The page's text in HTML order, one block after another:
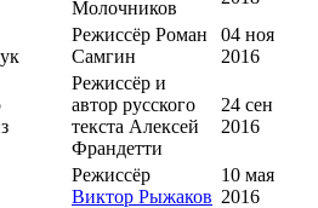
Молочников
Режиссёр Роман
Самгин
04 ноя
2016
Режиссёр и
автор русского
текста Алексей
Франдетти
24 сен
2016
Режиссёр
Виктор Рыжаков
10 мая
2016